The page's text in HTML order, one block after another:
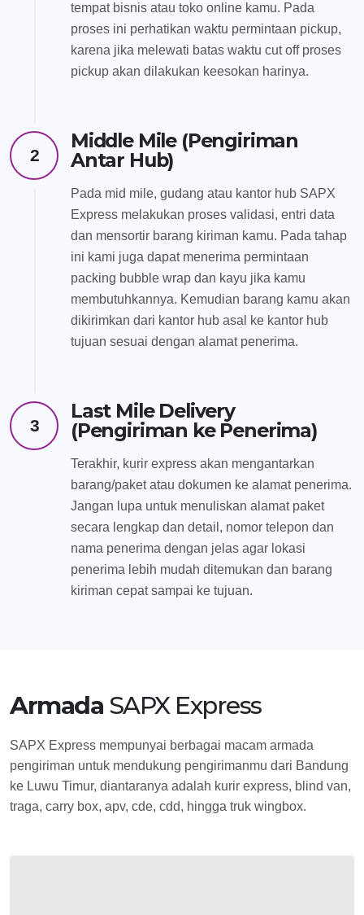
tempat bisnis atau toko online kamu. Pada
proses ini perhatikan waktu permintaan pickup,
karena jika melewati batas waktu cut off proses
pickup akan dilakukan keesokan harinya.
2
Middle Mile (Pengiriman
Antar Hub)
Pada mid mile, gudang atau kantor hub SAPX
Express melakukan proses validasi, entri data
dan mensortir barang kiriman kamu. Pada tahap
ini kami juga dapat menerima permintaan
packing bubble wrap dan kayu jika kamu
membutuhkannya. Kemudian barang kamu akan
dikirimkan dari kantor hub asal ke kantor hub
tujuan sesuai dengan alamat penerima.
3
Last Mile Delivery
(Pengiriman ke Penerima)
Terakhir, kurir express akan mengantarkan
barang/paket atau dokumen ke alamat penerima.
Jangan lupa untuk menuliskan alamat paket
secara lengkap dan detail, nomor telepon dan
nama penerima dengan jelas agar lokasi
penerima lebih mudah ditemukan dan barang
kiriman cepat sampai ke tujuan.
Armada SAPX Express
SAPX Express mempunyai berbagai macam armada
pengiriman untuk mendukung pengirimanmu dari Bandung
ke Luwu Timur, diantaranya adalah kurir express, blind van,
traga, carry box, apv, cde, cdd, hingga truk wingbox.